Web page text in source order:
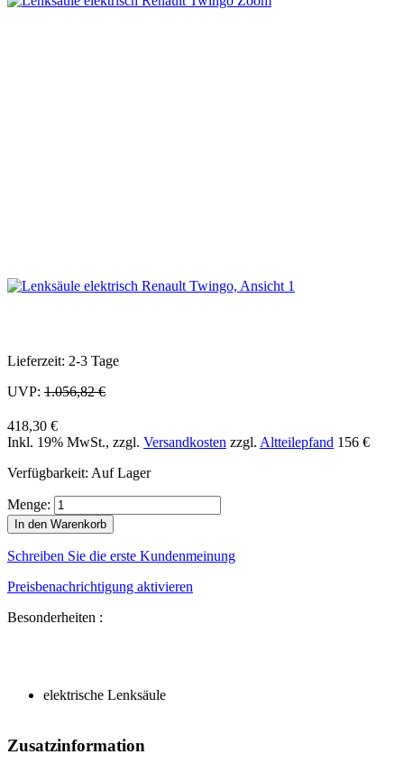
Lieferzeit: 2-3 Tage
UVP: 1.056,82 €
418,30 €
Inkl. 19% MwSt., zzgl. Versandkosten zzgl. Altteilepfand 156 €
Verfügbarkeit: Auf Lager
Menge:
In den Warenkorb
Schreiben Sie die erste Kundenmeinung
Preisbenachrichtigung aktivieren
Besonderheiten :
elektrische Lenksäule
Zusatzinformation